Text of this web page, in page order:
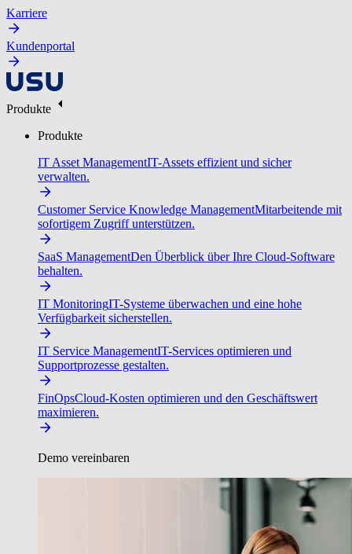
Karriere
Kundenportal
Produkte
Produkte
IT Asset ManagementIT-Assets effizient und sicher
verwalten.
Customer Service Knowledge ManagementMitarbeitende mit
sofortigem Zugriff unterstützen.
SaaS ManagementDen Überblick über Ihre Cloud-Software
behalten.
IT MonitoringIT-Systeme überwachen und eine hohe
Verfügbarkeit sicherstellen.
IT Service ManagementIT-Services optimieren und
Supportprozesse gestalten.
FinOpsCloud-Kosten optimieren und den Geschäftswert
maximieren.
Demo vereinbaren